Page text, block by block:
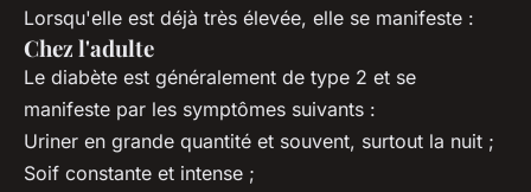
Lorsqu'elle est déjà très élevée, elle se manifeste :
Chez l'adulte
Le diabète est généralement de type 2 et se
manifeste par les symptômes suivants :
Uriner en grande quantité et souvent, surtout la nuit ;
Soif constante et intense ;